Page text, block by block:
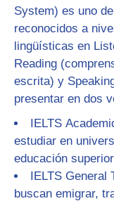
System) es uno
reconocidos a
lingüísticas en
Reading
escrita) y
presentar en dos
IELTS
estudiar en
educación
IELTS General
buscan emigrar,